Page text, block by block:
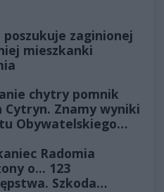
poszukuje zaginionej
mieszkanki
chytry pomnik
Cytryn. Znamy wyniki
Obywatelskiego
Radomia
o... 123
Szkoda